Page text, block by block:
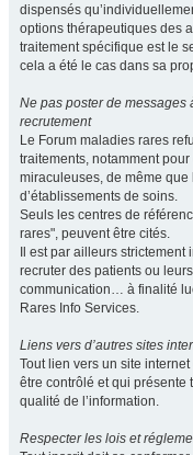
dispensés
options thérapeutiques des
traitement spécifique est le
cela a été le cas dans sa
Ne pas poster de
recrutement
Le Forum maladies rares
traitements, notamment
miraculeuses, de même
d’établissements de soins.
Seuls les centres de
rares", peuvent être cités.
Il est par ailleurs
recruter des patients ou
communication… à finalité
Rares Info Services.
Liens vers d’autres sites
Tout lien vers un site
être contrôlé et qui présente
qualité de l’information.
Respecter les lois et